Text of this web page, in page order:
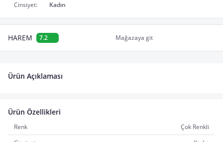
Cinsiyet:
Kadın
HAREM 7.2 Mağazaya git
Ürün Açıklaması
Ürün Özellikleri
Renk
Çok Renkli